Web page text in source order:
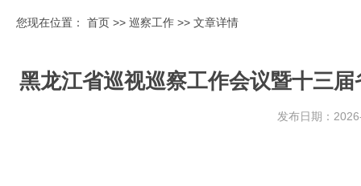
您现在位置： 首页 >> 巡察工作 >> 文章详情
黑龙江省巡视巡察工作会议暨十三
发布日期：